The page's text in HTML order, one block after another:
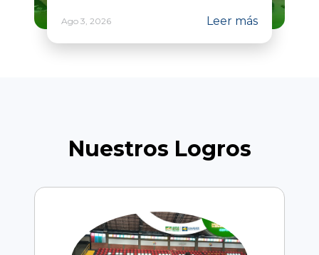
Ago 3, 2026 Leer más
Nuestros Logros